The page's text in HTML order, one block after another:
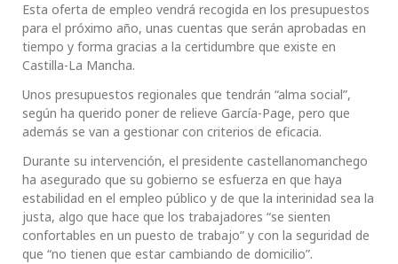
Esta oferta de empleo vendrá recogida en los presupuestos
para el próximo año, unas cuentas que serán aprobadas en
tiempo y forma gracias a la certidumbre que existe en
Castilla-La Mancha.
Unos presupuestos regionales que tendrán “alma social”,
según ha querido poner de relieve García-Page, pero que
además se van a gestionar con criterios de eficacia.
Durante su intervención, el presidente castellanomanchego
ha asegurado que su gobierno se esfuerza en que haya
estabilidad en el empleo público y de que la interinidad sea la
justa, algo que hace que los trabajadores “se sienten
confortables en un puesto de trabajo” y con la seguridad de
que “no tienen que estar cambiando de domicilio”.